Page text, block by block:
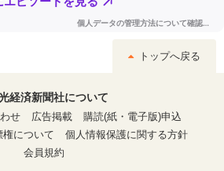
トップへ戻る
経済新聞社について
せ 広告掲載
購読(紙・電子版)申込
権について
個人情報保護に関する方針
会員規約